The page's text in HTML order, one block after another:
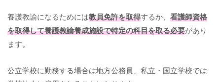
養護教諭になるためには教員免許を取得するか、 看護師資格
を取得して養護教諭養成施設で特定の科目を取る必要があり
ます。
公立学校に勤務する場合は地方公務員、私立・国立学校では